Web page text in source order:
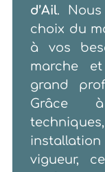
d’Ail.
choix du
à vos
marche
grand
Grâce
vigueur,